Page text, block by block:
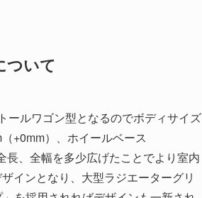
ついて
ールワゴン型となるのでボディサイズ
+0mm）、ホイールベース
、全幅を多少広げたことでより室内
インとなり、大型ラジエーターグリ